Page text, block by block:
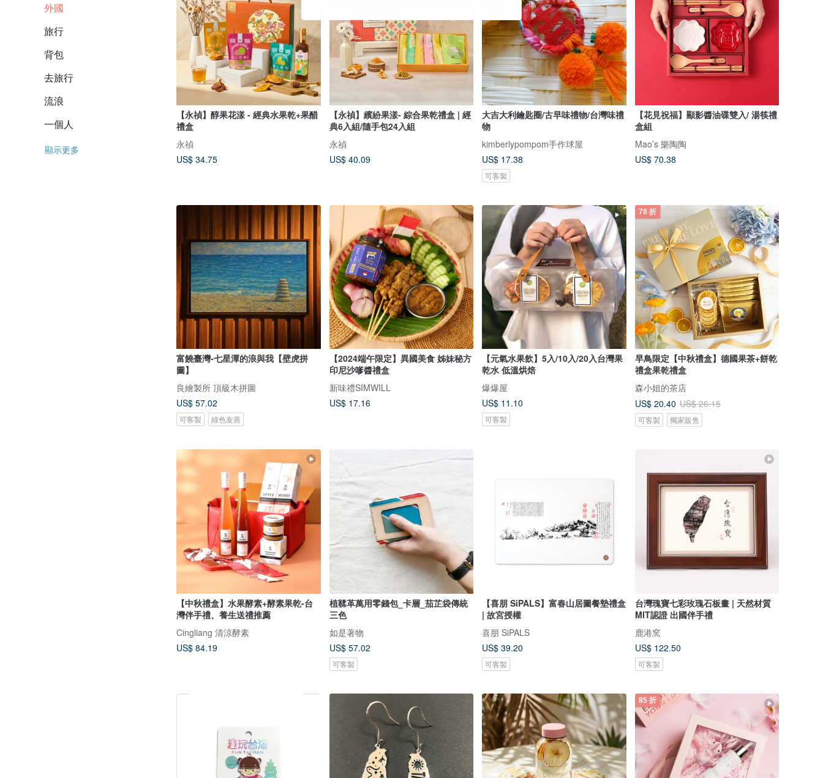
外國
旅行
背包
去旅行
流浪
一個人
顯示更多
【永禎】醇果花漾 - 經典水果乾+果醋
禮盒
永禎
US$ 34.75
【永禎】繽紛果漾- 綜合果乾禮盒 | 經
典6入組/隨手包24入組
永禎
US$ 40.09
大吉大利鑰匙圈/古早味禮物/台灣味禮
物
kimberlypompom手作球屋
US$ 17.38
可客製
【花見祝福】顯影醬油碟雙入/ 湯筷禮
盒組
Mao’s 樂陶陶
US$ 70.38
富饒臺灣-七星潭的浪與我【壁虎拼
圖】
良繪製所 頂級木拼圖
US$ 57.02
可客製 綠色友善
【2024端午限定】異國美食 姊妹秘方
印尼沙嗲醬禮盒
新味禮SIMWILL
US$ 17.16
【元氣水果飲】5入/10入/20入台灣果
乾水 低溫烘焙
爆爆屋
US$ 11.10
可客製
78 折
早鳥限定【中秋禮盒】德國果茶+餅乾
禮盒果乾禮盒
森小姐的茶店
US$ 20.40 US$ 26.15
可客製 獨家販售
【中秋禮盒】水果酵素+酵素果乾-台
灣伴手禮、養生送禮推薦
Cingliang 清涼酵素
US$ 84.19
植鞣革萬用零錢包_卡層_茄芷袋傳統
三色
如是著物
US$ 57.02
可客製
【喜朋 SiPALS】富春山居圖餐墊禮盒
| 故宮授權
喜朋 SiPALS
US$ 39.20
可客製
台灣瑰寶七彩玫瑰石板畫 | 天然材質
MIT認證 出國伴手禮
鹿港窯
US$ 122.50
可客製
85 折